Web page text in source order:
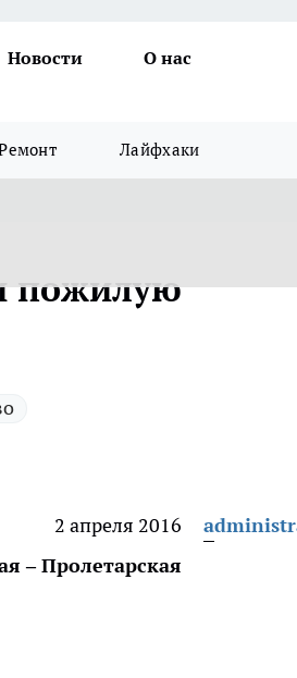
Новости
О нас
Лайфхаки
пожилую
2 апреля 2016
– Пролетарская